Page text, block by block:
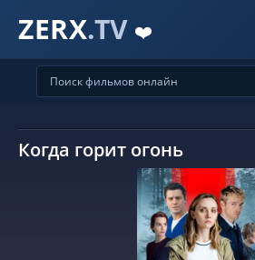
ZERX.TV ❤️
Когда горит огонь